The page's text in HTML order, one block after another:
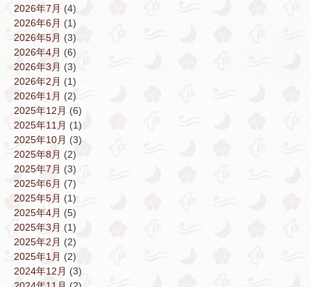
2026年7月 (4)
2026年6月 (1)
2026年5月 (3)
2026年4月 (6)
2026年3月 (3)
2026年2月 (1)
2026年1月 (2)
2025年12月 (6)
2025年11月 (1)
2025年10月 (3)
2025年8月 (2)
2025年7月 (3)
2025年6月 (7)
2025年5月 (1)
2025年4月 (5)
2025年3月 (1)
2025年2月 (2)
2025年1月 (2)
2024年12月 (3)